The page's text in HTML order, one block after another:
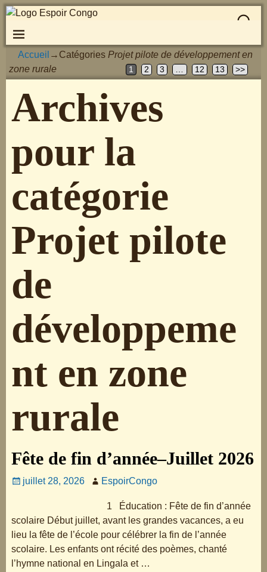
Accueil →Catégories Projet pilote de développement en
zone rurale
1 2 3 12 13 >>
Archives
pour la
catégorie
Projet pilote
de
développeme
nt en zone
rurale
Fête de fin d’année–Juillet 2026
juillet 28, 2026 EspoirCongo
1 Éducation : Fête de fin d’année
scolaire Début juillet, avant les grandes vacances, a eu
lieu la fête de l’école pour célébrer la fin de l’année
scolaire. Les enfants ont récité des poèmes, chanté
l’hymne national en Lingala et …